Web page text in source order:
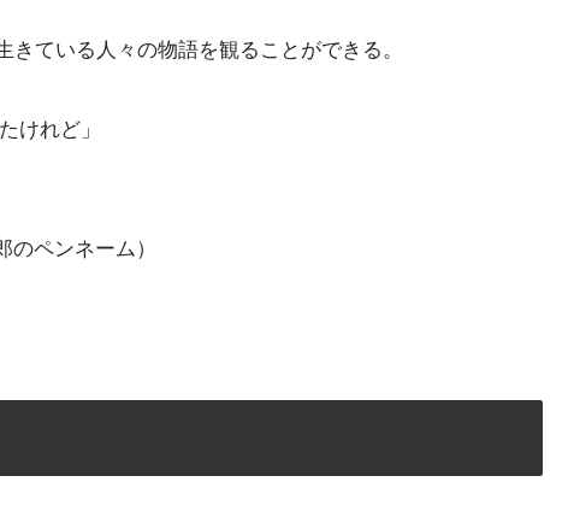
ている人々の物語を観ることができる。
けれど」
ペンネーム）